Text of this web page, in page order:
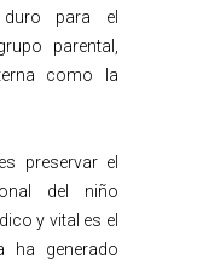
para el
parental,
como la
preservar el
del niño
y vital es el
ha generado